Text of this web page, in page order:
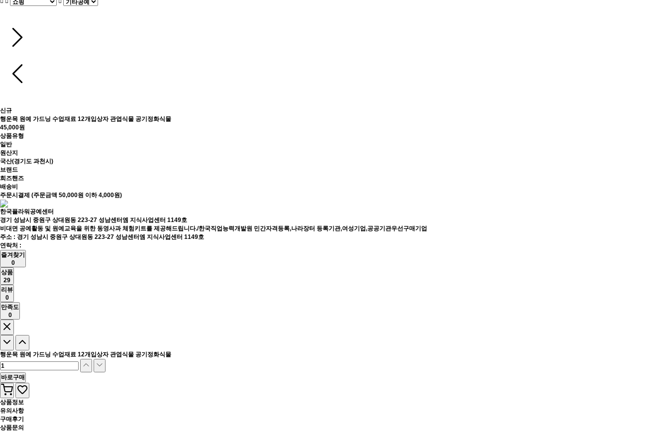
신규
행운목 원예 가드닝 수업재료 12개입상자 관엽식물 공기정화식물
45,000원
상품유형
일반
원산지
국산(경기도 과천시)
브랜드
희즈핸즈
배송비
주문시결제 (주문금액 50,000원 이하 4,000원)
한국플라워공예센터
경기 성남시 중원구 상대원동 223-27 성남센터엠 지식사업센터 1149호
비대면 공예활동 및 원예교육을 위한 동영사과 체험키트를 제공해드립니다./한국직업능력개발원 민간자격등록,나라장터 등록기관,여성기업,공공기관우선구매기업
주소 : 경기 성남시 중원구 상대원동 223-27 성남센터엠 지식사업센터 1149호
연락처 :
즐겨찾기
0
상품
29
리뷰
0
만족도
0
행운목 원예 가드닝 수업재료 12개입상자 관엽식물 공기정화식물
바로구매
상품정보
유의사항
구매후기
상품문의